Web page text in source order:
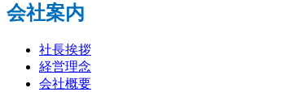
会社案内
社長挨拶
経営理念
会社概要